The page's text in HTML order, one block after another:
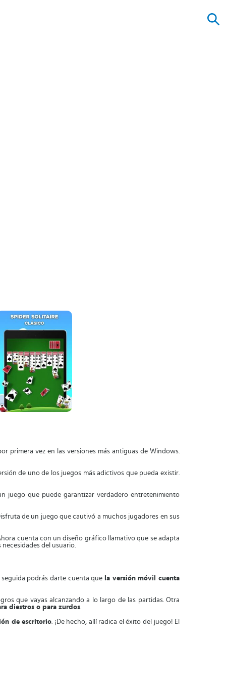
primera vez en las versiones más antiguas de Windows.
de uno de los juegos más adictivos que pueda existir.
juego que puede garantizar verdadero entretenimiento
de un juego que cautivó a muchos jugadores en sus
cuenta con un diseño gráfico llamativo que se adapta
del usuario.
podrás darte cuenta que la versión móvil cuenta
que vayas alcanzando a lo largo de las partidas. Otra
diestros o para zurdos.
de escritorio. ¡De hecho, allí radica el éxito del juego! El